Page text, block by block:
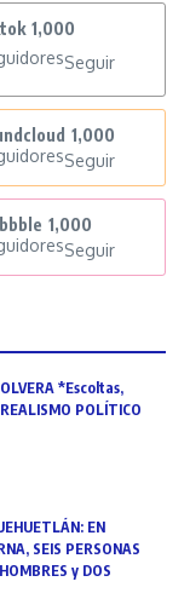
1,000
Seguir
1,000
Seguir
1,000
Seguir
*Escoltas,
POLÍTICO
EN
SEIS PERSONAS
y DOS